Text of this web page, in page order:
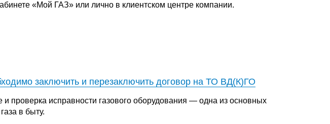
«Мой ГАЗ» или лично в клиентском центре компании.
заключить и перезаключить договор на ТО ВД(К)ГО
и проверка исправности газового оборудования — одна из основных
в быту.